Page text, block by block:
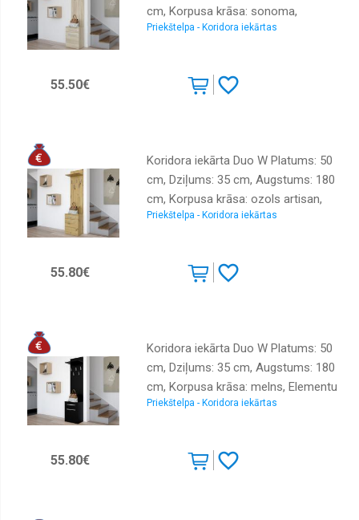
Priekšnama
Sekcijas
Skapji
cm, Korpusa krāsa: sonoma,
Elementu krāsa: sonoma,
Ar spoguli: nē, Ar pakaramo: 1, Ar
Priekštelpa - Koridora iekārtas
55.50€
Koridora iekārta Duo W Platums: 50
cm, Dziļums: 35 cm, Augstums: 180
cm, Korpusa krāsa: ozols artisan,
Elementu krāsa: ozols artisan,
Ar spoguli: nē, Ar pakaramo: 1, Ar
Priekštelpa - Koridora iekārtas
55.80€
Koridora iekārta Duo W Platums: 50
cm, Dziļums: 35 cm, Augstums: 180
cm, Korpusa krāsa: melns, Elementu
krāsa: melns, Izgatavošanas
pakaramo: 1, Ar apavu plauktu: 1
Priekštelpa - Koridora iekārtas
55.80€